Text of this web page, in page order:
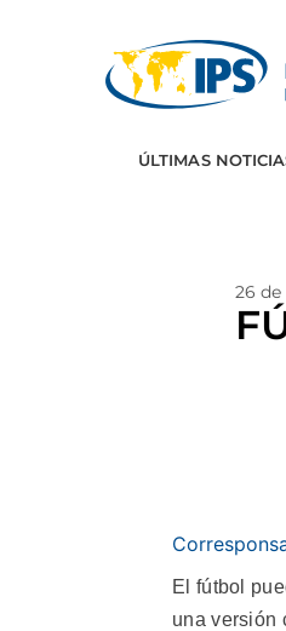
ÚLTIMAS
26
El fútbol
una versión